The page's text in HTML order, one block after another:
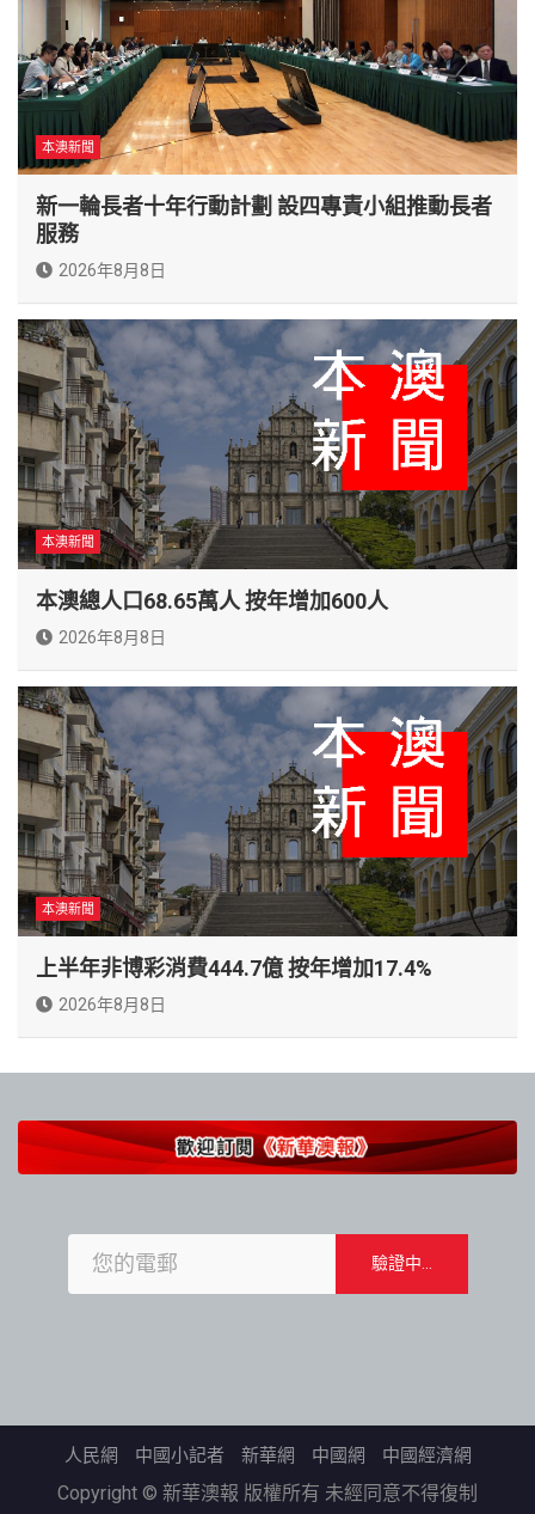
本澳新聞
新一輪長者十年行動計劃 設四專責小組推動長者
服務
2026年8月8日
本澳新聞
本澳總人口68.65萬人 按年增加600人
2026年8月8日
本澳新聞
上半年非博彩消費444.7億 按年增加17.4%
2026年8月8日
人民網 中國小記者 新華網 中國網 中國經濟網
Copyright © 新華澳報 版權所有 未經同意不得復制